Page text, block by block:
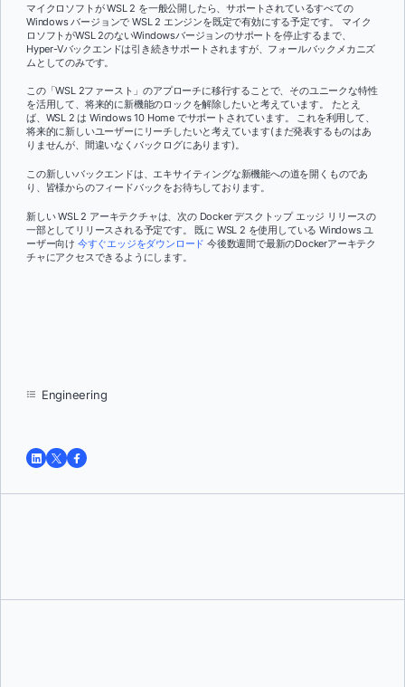
マイクロソフトが WSL 2 を一般公開したら、サポートされているすべての
Windows バージョンで WSL 2 エンジンを既定で有効にする予定です。 マイク
ロソフトがWSL 2のないWindowsバージョンのサポートを停止するまで、
Hyper-Vバックエンドは引き続きサポートされますが、フォールバックメカニズ
ムとしてのみです。
この「WSL 2ファースト」のアプローチに移行することで、そのユニークな特性
を活用して、将来的に新機能のロックを解除したいと考えています。 たとえ
ば、WSL 2 は Windows 10 Home でサポートされています。 これを利用して、
将来的に新しいユーザーにリーチしたいと考えています(まだ発表するものはあ
りませんが、間違いなくバックログにあります)。
この新しいバックエンドは、エキサイティングな新機能への道を開くものであ
り、皆様からのフィードバックをお待ちしております。
新しい WSL 2 アーキテクチャは、次の Docker デスクトップ エッジ リリースの
一部としてリリースされる予定です。 既に WSL 2 を使用している Windows ユ
ーザー向け 今すぐエッジをダウンロード 今後数週間で最新のDockerアーキテク
チャにアクセスできるようにします。
Engineering